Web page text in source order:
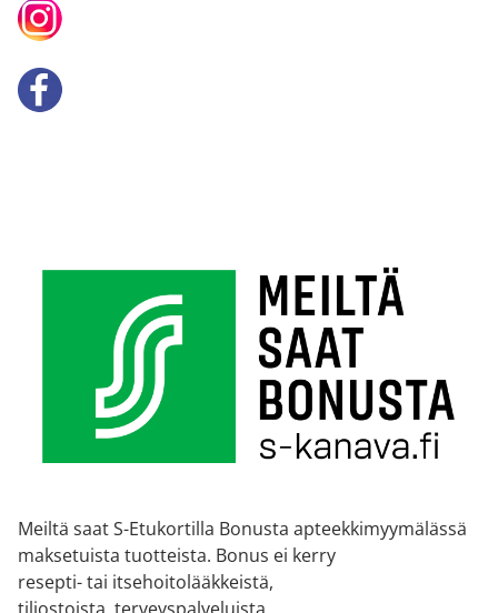
Meiltä saat S-Etukortilla Bonusta apteekkimyymälässä
maksetuista tuotteista. Bonus ei kerry
resepti- tai itsehoitolääkkeistä,
tiliostoista, terveyspalveluista,